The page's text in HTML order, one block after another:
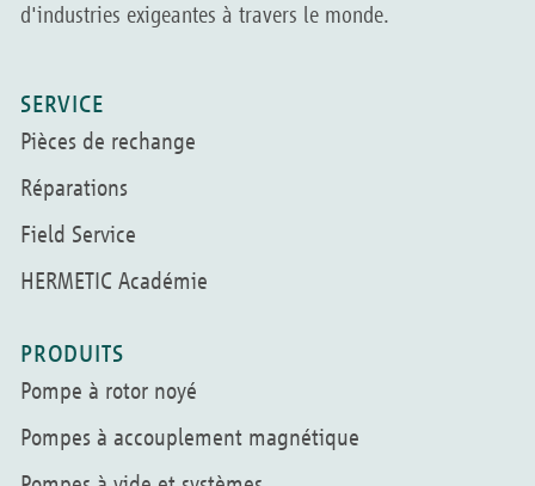
d'industries exigeantes à travers le monde.
SERVICE
Pièces de rechange
Réparations
Field Service
HERMETIC Académie
PRODUITS
Pompe à rotor noyé
Pompes à accouplement magnétique